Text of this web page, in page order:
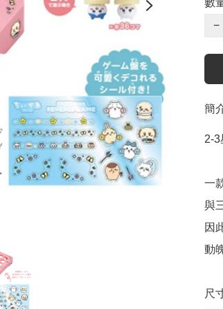
數
−
簡
2-3
一
與
因
動
尺